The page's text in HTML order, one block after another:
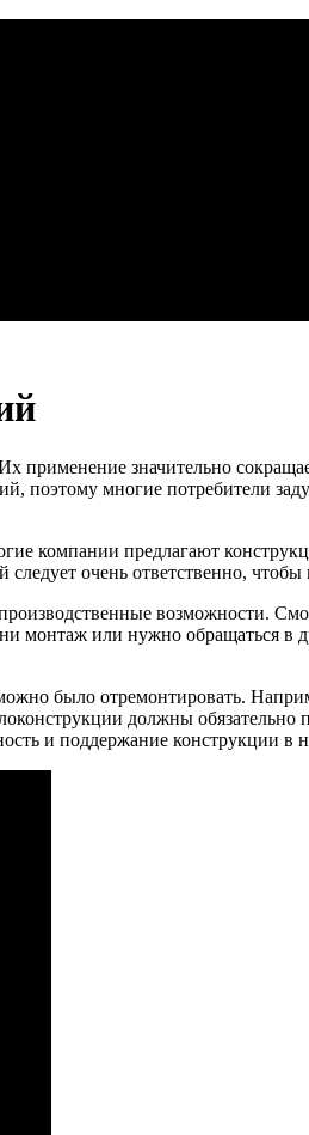
применение значительно
поэтому многие потребители
компании предлагают
очень ответственно,
возможности.
монтаж или нужно обращаться
было отремонтировать.
должны обязательно
и поддержание конструкции